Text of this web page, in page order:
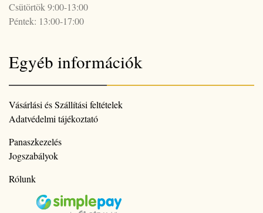
Csütörtök 9:00-13:00
Péntek: 13:00-17:00
Egyéb információk
Vásárlási és Szállítási feltételek
Adatvédelmi tájékoztató
Panaszkezelés
Jogszabályok
Rólunk